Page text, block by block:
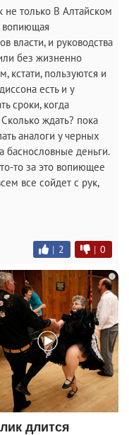
не только В Алтайском
вопиющая
власти, и руководства
без жизненно
кстати, пользуются и
есть и у
сроки, когда
ждать? пока
аналоги у черных
баснословные деньги.
то за это вопиющее
все сойдет с рук,
| 2 | 0
i
длится